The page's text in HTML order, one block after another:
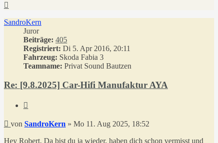
SandroKern
Juror
Beiträge: 405
Registriert: Di 5. Apr 2016, 20:11
Fahrzeug: Skoda Fabia 3
Teamname: Privat Sound Bautzen
Re: [9.8.2025] Car-Hifi Manufaktur AYA
Beitrag
von SandroKern » Mo 11. Aug 2025, 18:52
Hey Robert. Da bist du ja wieder, haben dich schon vermisst und